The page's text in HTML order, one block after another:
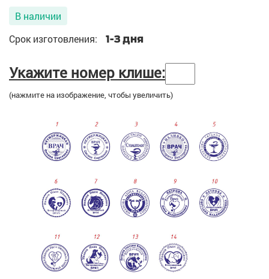
В наличии
Срок изготовления:
1-3 дня
Укажите номер клише:
(нажмите на изображение, чтобы увеличить)